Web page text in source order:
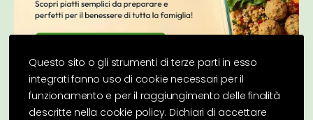
Questo sito o gli strumenti di terze parti in esso
integrati fanno uso di cookie necessari per il
funzionamento e per il raggiungimento delle finalità
descritte nella cookie policy. Dichiari di accettare